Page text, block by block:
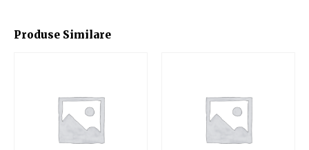
Produse Similare